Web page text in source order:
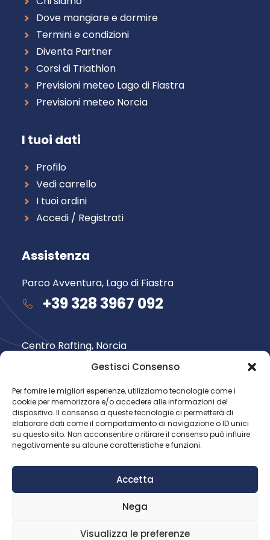
Gestisci Consenso
Per fornire le migliori esperienze, utilizziamo tecnologie come i
cookie per memorizzare e/o accedere alle informazioni del
dispositivo. Il consenso a queste tecnologie ci permetterà di
elaborare dati come il comportamento di navigazione o ID unici
su questo sito. Non acconsentire o ritirare il consenso può influire
negativamente su alcune caratteristiche e funzioni.
Accetta
Nega
Visualizza le preferenze
Dove mangiare e dormire
Termini e condizioni
Diventa Partner
Corsi di Triathlon
Previsioni meteo Lago di Fiastra
Previsioni meteo Norcia
I tuoi dati
Profilo
Vedi carrello
I tuoi ordini
Accedi / Registrati
Assistenza
Parco Avventura, Lago di Fiastra
+39 328 3967 092
Centro Rafting, Norcia
+39 348 735 6565
Seguici su
© 2026 Avventura nel Parco.